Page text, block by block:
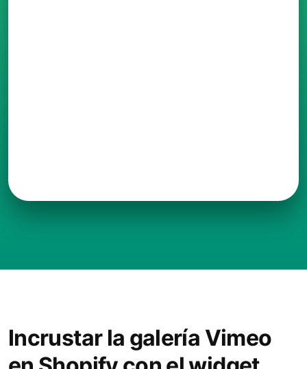
Incrustar la galería Vimeo